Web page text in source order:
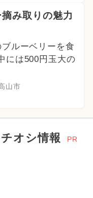
み取りの魅力
ルーベリーを食
には500円玉大の
山市
オシ情報 PR